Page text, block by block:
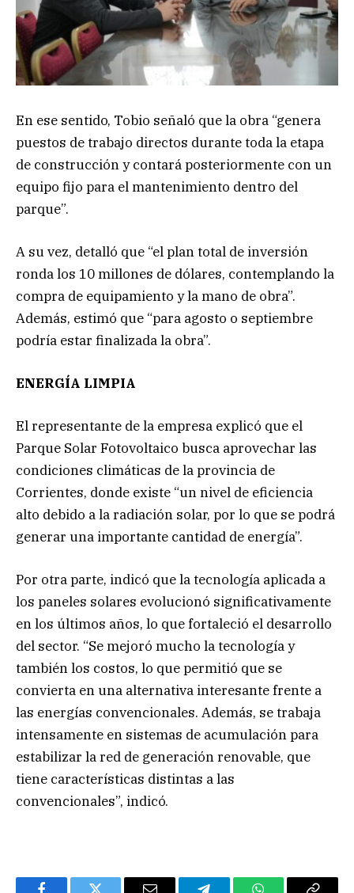
En ese sentido, Tobio señaló que la obra “genera
puestos de trabajo directos durante toda la etapa
de construcción y contará posteriormente con un
equipo fijo para el mantenimiento dentro del
parque”.
A su vez, detalló que “el plan total de inversión
ronda los 10 millones de dólares, contemplando la
compra de equipamiento y la mano de obra”.
Además, estimó que “para agosto o septiembre
podría estar finalizada la obra”.
ENERGÍA LIMPIA
El representante de la empresa explicó que el
Parque Solar Fotovoltaico busca aprovechar las
condiciones climáticas de la provincia de
Corrientes, donde existe “un nivel de eficiencia
alto debido a la radiación solar, por lo que se podrá
generar una importante cantidad de energía”.
Por otra parte, indicó que la tecnología aplicada a
los paneles solares evolucionó significativamente
en los últimos años, lo que fortaleció el desarrollo
del sector. “Se mejoró mucho la tecnología y
también los costos, lo que permitió que se
convierta en una alternativa interesante frente a
las energías convencionales. Además, se trabaja
intensamente en sistemas de acumulación para
estabilizar la red de generación renovable, que
tiene características distintas a las
convencionales”, indicó.